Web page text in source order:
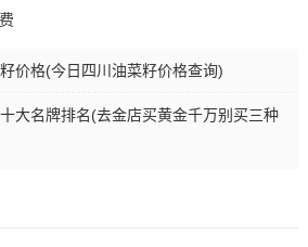
价格(今日四川油菜籽价格查询)
大名牌排名(去金店买黄金千万别买三种